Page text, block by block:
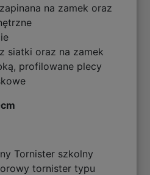
na zamek oraz
siatki oraz na zamek
profilowane plecy
Tornister szkolny
tornister typu